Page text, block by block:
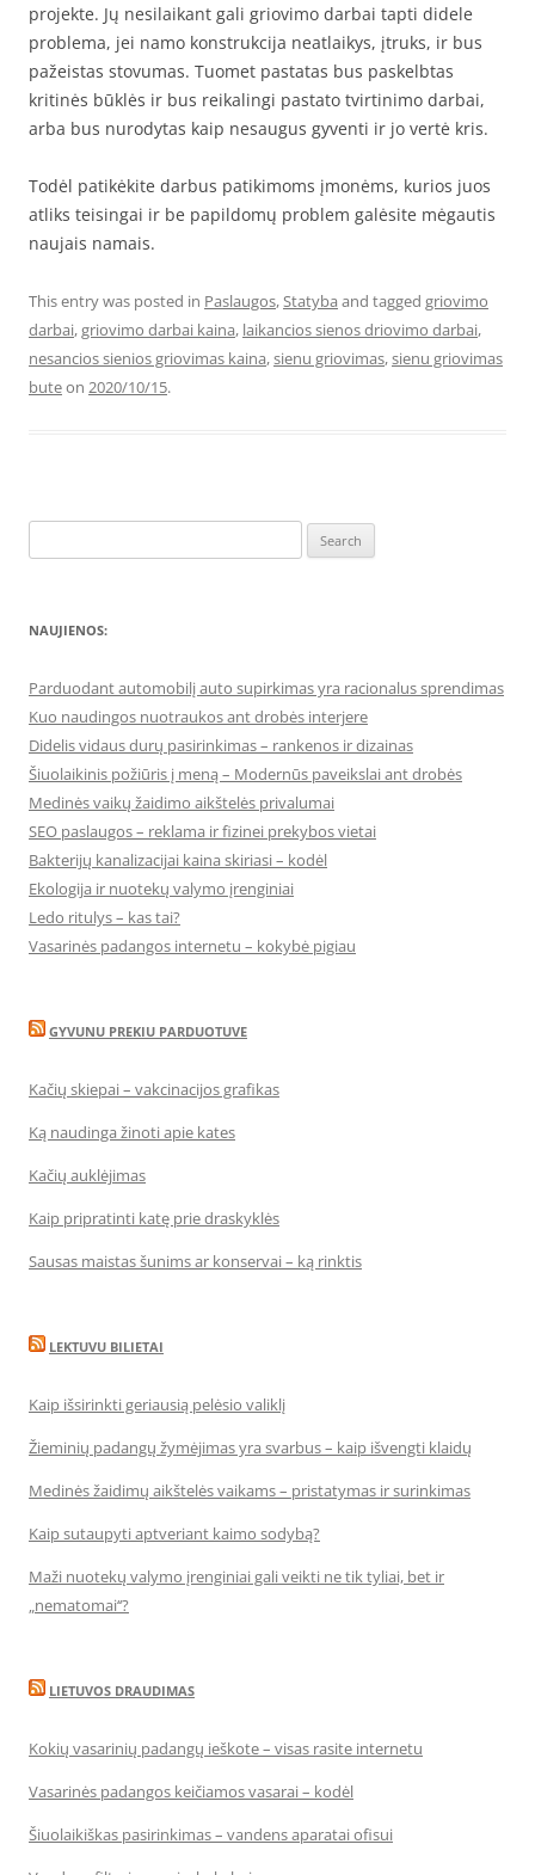
projekte. Jų nesilaikant gali griovimo darbai tapti didele
problema, jei namo konstrukcija neatlaikys, įtruks, ir bus
pažeistas stovumas. Tuomet pastatas bus paskelbtas
kritinės būklės ir bus reikalingi pastato tvirtinimo darbai,
arba bus nurodytas kaip nesaugus gyventi ir jo vertė kris.
Todėl patikėkite darbus patikimoms įmonėms, kurios juos
atliks teisingai ir be papildomų problem galėsite mėgautis
naujais namais.
This entry was posted in Paslaugos,Statyba and tagged griovimo
darbai,griovimo darbai kaina, laikancios sienos driovimo darbai,
nesancios sienios griovimas kaina,sienu griovimas,sienu griovimas
buteon 2020/10/15.
for:
NAUJIENOS:
Parduodant automobilį auto supirkimas yra racionalus sprendimas
Kuo naudingos nuotraukos ant drobės interjere
Didelis vidaus durų pasirinkimas – rankenos ir dizainas
Šiuolaikinis požiūris į meną – Modernūs paveikslai ant drobės
Medinės vaikų žaidimo aikštelės privalumai
SEO paslaugos – reklama ir fizinei prekybos vietai
Bakterijų kanalizacijai kaina skiriasi – kodėl
Ekologija ir nuotekų valymo įrenginiai
Ledo ritulys – kas tai?
Vasarinės padangos internetu – kokybė pigiau
GYVUNU PREKIU PARDUOTUVE
Kačių skiepai – vakcinacijos grafikas
Ką naudinga žinoti apie kates
Kačių auklėjimas
Kaip pripratinti katę prie draskyklės
Sausas maistas šunims ar konservai – ką rinktis
LEKTUVU BILIETAI
Kaip išsirinkti geriausią pelėsio valiklį
Žieminių padangų žymėjimas yra svarbus – kaip išvengti klaidų
Medinės žaidimų aikštelės vaikams – pristatymas ir surinkimas
Kaip sutaupyti aptveriant kaimo sodybą?
Maži nuotekų valymo įrenginiai gali veikti ne tik tyliai, bet ir
„nematomai‘‘?
LIETUVOS DRAUDIMAS
Kokių vasarinių padangų ieškote – visas rasite internetu
Vasarinės padangos keičiamos vasarai – kodėl
Šiuolaikiškas pasirinkimas – vandens aparatai ofisui